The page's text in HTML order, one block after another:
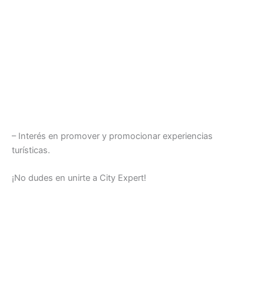
– Interés en promover y promocionar experiencias
turísticas.
¡No dudes en unirte a City Expert!